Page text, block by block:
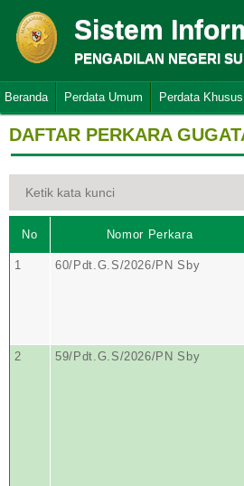
Sistem
PENGADILAN NEGERI
Beranda Perdata Umum Perdata Khusus
DAFTAR PERKARA
No Nomor Perkara
1 60/Pdt.G.S/2026/PN Sby
2 59/Pdt.G.S/2026/PN Sby